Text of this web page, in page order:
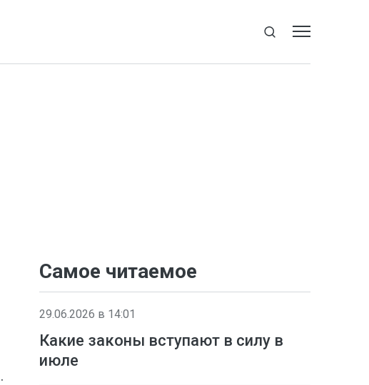
.
Самое читаемое
29.06.2026 в 14:01
Какие законы вступают в силу в
июле